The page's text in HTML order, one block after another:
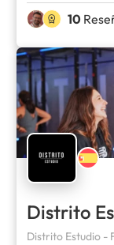
10
Distrito
Distrito Estudio -